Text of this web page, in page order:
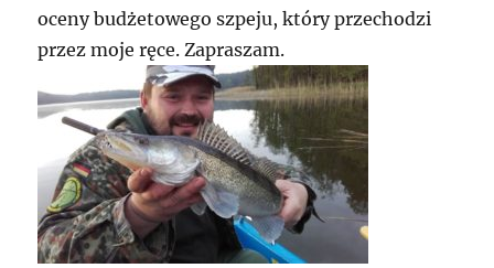
oceny budżetowego szpeju, który przechodzi
przez moje ręce. Zapraszam.